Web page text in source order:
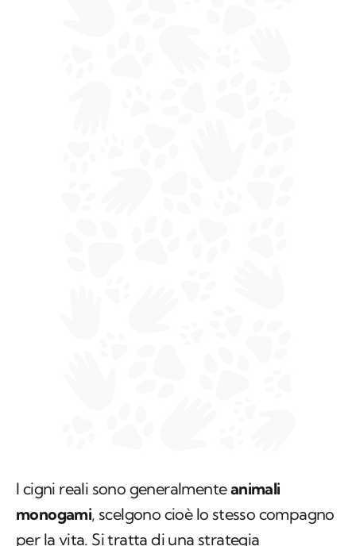
riproduttiva molto vantaggiosa in particolare
in alcuni contesti ambientali, perché permette